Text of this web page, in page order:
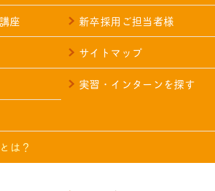
座
新卒採用ご担当者様
サイトマップ
実習・インターンを探す
は？